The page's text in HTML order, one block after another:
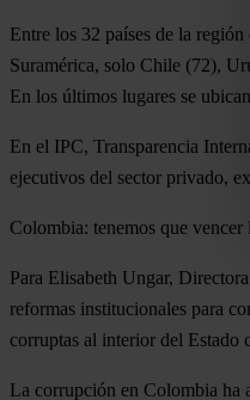
Entre los 32 países de la región
Suramérica, solo Chile (72),
En los últimos lugares se
En el IPC, Transparencia
ejecutivos del sector privado,
Colombia: tenemos que vencer
Para Elisabeth Ungar,
reformas institucionales para
corruptas al interior del Estado
La corrupción en Colombia ha